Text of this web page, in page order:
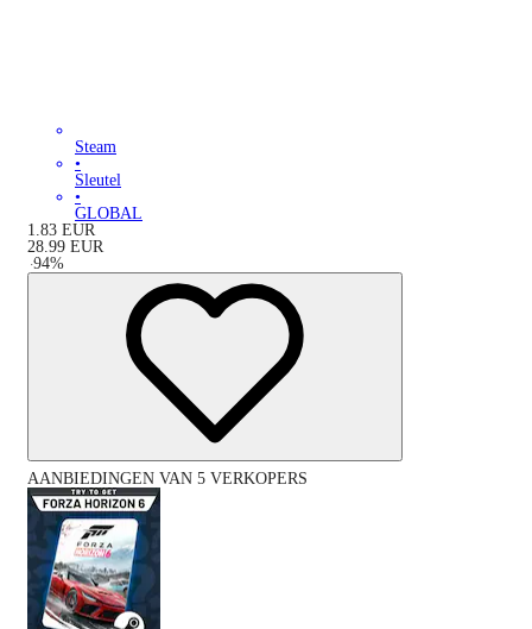
Steam
•
Sleutel
•
GLOBAL
1.83 EUR
28.99 EUR
-94%
AANBIEDINGEN VAN 5 VERKOPERS